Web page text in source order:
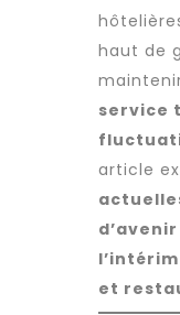
haut de
service
article
et